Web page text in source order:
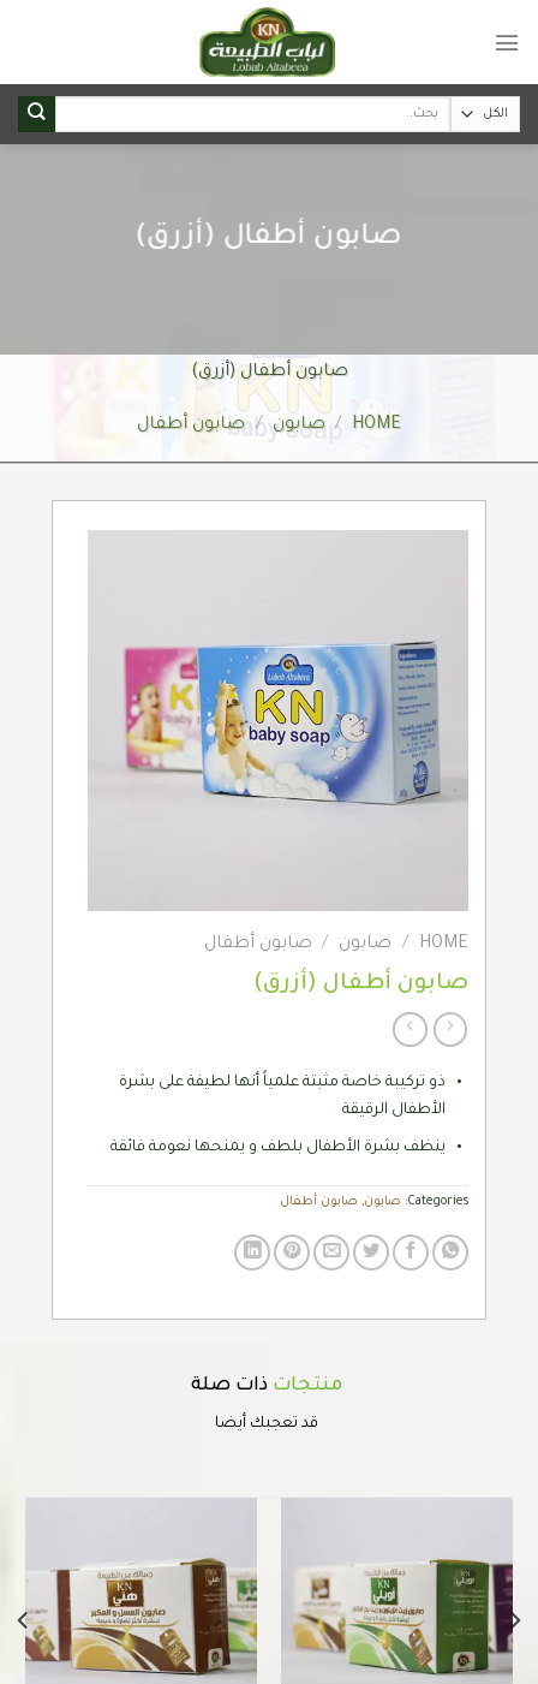
Search
صابون أطفال (أزرق)
صابون أطفال (أزرق)
HOME
/ صابون / صابون أطفال
HOME
/ صابون / صابون أطفال
صابون أطفال (أزرق)
ذو تركيبة خاصة مثبتة علمياً أنها لطيفة على بشرة
الأطفال الرقيقة
ينظف بشرة الأطفال بلطف و يمنحها نعومة فائقة
Categories: صابون, صابون أطفال
منتجات ذات صلة
قد تعجبك أيضا